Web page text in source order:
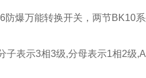
防爆万能转换开关，两节BK10
表示3相3级,分母表示1相2级